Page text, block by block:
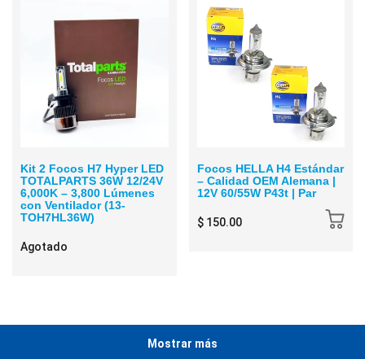
Kit 2 Focos H7 Hyper LED
TOTALPARTS 36W 12/24V
6,000K – 3,800 Lúmenes
con Ventilador (13-
TOH7HL36W)
Agotado
Focos HELLA H4 Estándar
– Calidad OEM Alemana |
12V 60/55W P43t | Par
$ 150.00
Mostrar más